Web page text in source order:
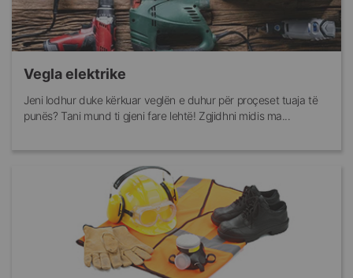
Vegla elektrike
Jeni lodhur duke kërkuar veglën e duhur për proçeset tuaja të
punës? Tani mund ti gjeni fare lehtë! Zgjidhni midis ma...